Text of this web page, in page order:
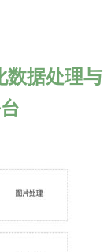
数据处理与